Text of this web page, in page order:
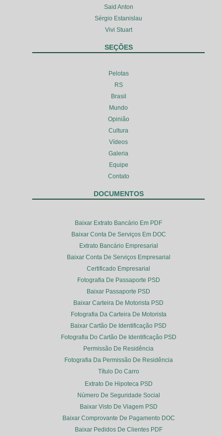
Said Anton
Sérgio Estanislau
Vivi Stuart
SEÇÕES
Pelotas
RS
Brasil
Mundo
Opinião
Cultura
Vídeos
Galeria
Equipe
Contato
DOCUMENTOS
Baixar Extrato Bancário Em PDF
Baixar Conta De Serviços Em DOC
Extrato Bancário Empresarial
Baixar Conta De Serviços Empresarial
Certificado Empresarial
Fotografia De Passaporte PSD
Baixar Passaporte PSD
Baixar Carteira De Motorista PSD
Fotografia Da Carteira De Motorista
Baixar Cartão De Identificação PSD
Fotografia Do Cartão De Identificação PSD
Permissão De Residência
Fotografia Da Permissão De Residência
Título Do Carro
Extrato De Hipoteca PSD
Número De Seguridade Social
Baixar Visto De Viagem PSD
Baixar Comprovante De Pagamento DOC
Baixar Pedidos De Clientes PDF